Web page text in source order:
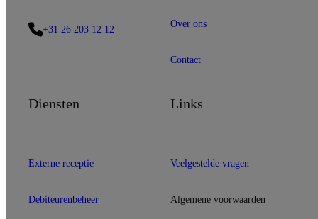
+31 26 203 12 12 Over ons
Contact
Diensten
Externe receptie
Debiteurenbeheer
Links
Veelgestelde vragen
Algemene voorwaarden